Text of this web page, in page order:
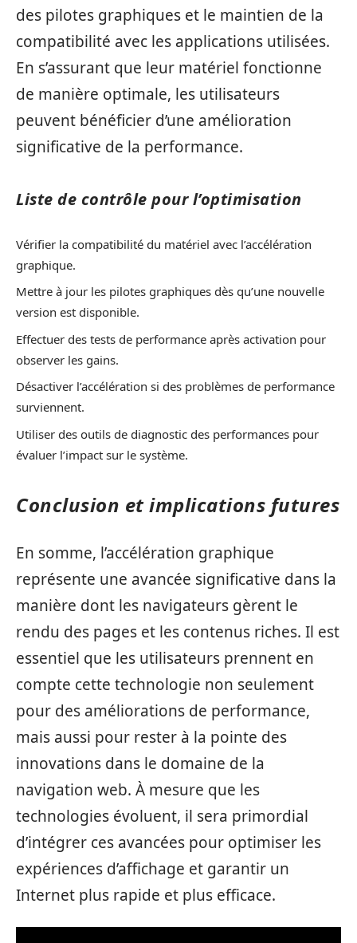
des pilotes graphiques et le maintien de la
compatibilité avec les applications utilisées.
En s’assurant que leur matériel fonctionne
de manière optimale, les utilisateurs
peuvent bénéficier d’une amélioration
significative de la performance.
Liste de contrôle pour l’optimisation
Vérifier la compatibilité du matériel avec l’accélération
graphique.
Mettre à jour les pilotes graphiques dès qu’une nouvelle
version est disponible.
Effectuer des tests de performance après activation pour
observer les gains.
Désactiver l’accélération si des problèmes de performance
surviennent.
Utiliser des outils de diagnostic des performances pour
évaluer l’impact sur le système.
Conclusion et implications futures
En somme, l’accélération graphique
représente une avancée significative dans la
manière dont les navigateurs gèrent le
rendu des pages et les contenus riches. Il est
essentiel que les utilisateurs prennent en
compte cette technologie non seulement
pour des améliorations de performance,
mais aussi pour rester à la pointe des
innovations dans le domaine de la
navigation web. À mesure que les
technologies évoluent, il sera primordial
d’intégrer ces avancées pour optimiser les
expériences d’affichage et garantir un
Internet plus rapide et plus efficace.